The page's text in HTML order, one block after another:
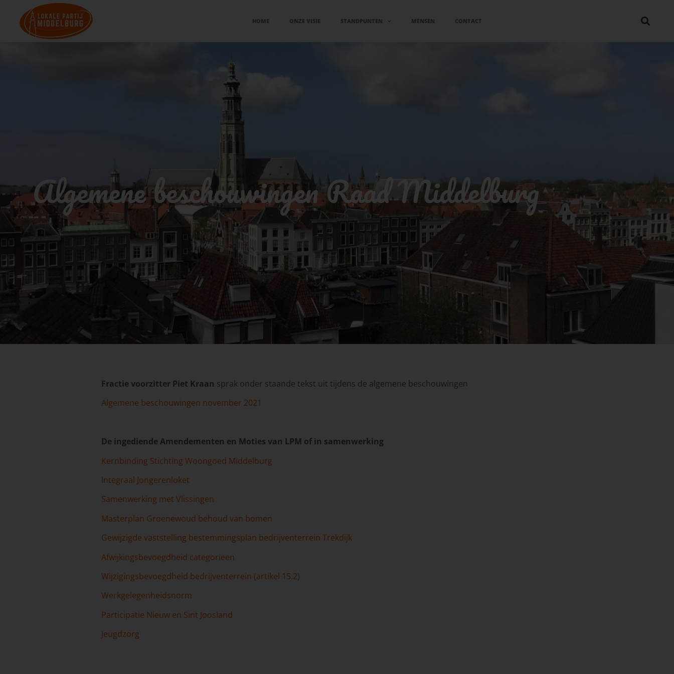
HOME ONZE VISIE STANDPUNTEN MENSEN CONTACT
Algemene beschouwingen Raad Middelburg
Fractie voorzitter Piet Kraan sprak onder staande tekst uit tijdens de algemene beschouwingen
Algemene beschouwingen november 2021
De ingediende Amendementen en Moties van LPM of in samenwerking
Kernbinding Stichting Woongoed Middelburg
Integraal Jongerenloket
Samenwerking met Vlissingen
Masterplan Groenewoud behoud van bomen
Gewijzigde vaststelling bestemmingsplan bedrijventerrein Trekdijk
Afwijkingsbevoegdheid categorieen
Wijzigingsbevoegdheid bedrijventerrein (artikel 15.2)
Werkgelegenheidsnorm
Participatie Nieuw en Sint Joosland
Jeugdzorg